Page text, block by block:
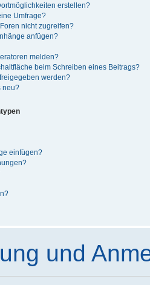
erstellen?
Umfrage?
nicht zugreifen?
anfügen?
melden?
beim Schreiben eines Beitrags?
werden?
neu?
einfügen?
und